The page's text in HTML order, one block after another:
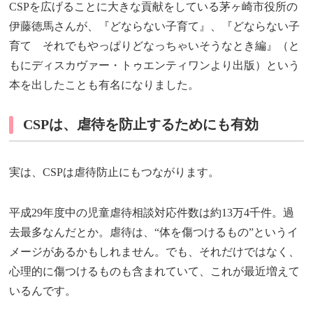
CSPを広げることに大きな貢献をしている茅ヶ崎市役所の
伊藤徳馬さんが、『どならない子育て』、『どならない子
育て それでもやっぱりどなっちゃいそうなとき編』（と
もにディスカヴァー・トゥエンティワンより出版）という
本を出したことも有名になりました。
CSPは、虐待を防止するためにも有効
実は、CSPは虐待防止にもつながります。
平成29年度中の児童虐待相談対応件数は約13万4千件。過
去最多なんだとか。虐待は、“体を傷つけるもの”というイ
メージがあるかもしれません。でも、それだけではなく、
心理的に傷つけるものも含まれていて、これが最近増えて
いるんです。